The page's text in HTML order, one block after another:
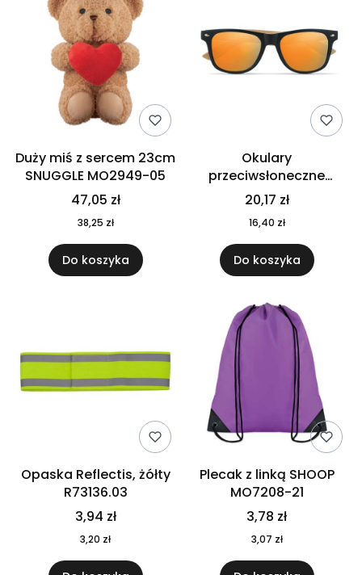
Duży miś z sercem 23cm
SNUGGLE MO2949-05
47,05 zł
38,25 zł
Do koszyka
Okulary
przeciwsłoneczne
CALIFORNIA TOUCH
MO9617-10
20,17 zł
16,40 zł
Do koszyka
Opaska Reflectis, żółty
R73136.03
3,94 zł
3,20 zł
Plecak z linką SHOOP
MO7208-21
3,78 zł
3,07 zł